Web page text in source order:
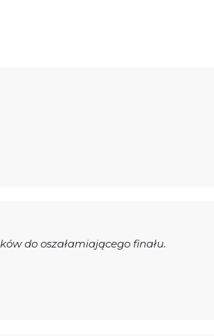
do oszałamiającego finału.